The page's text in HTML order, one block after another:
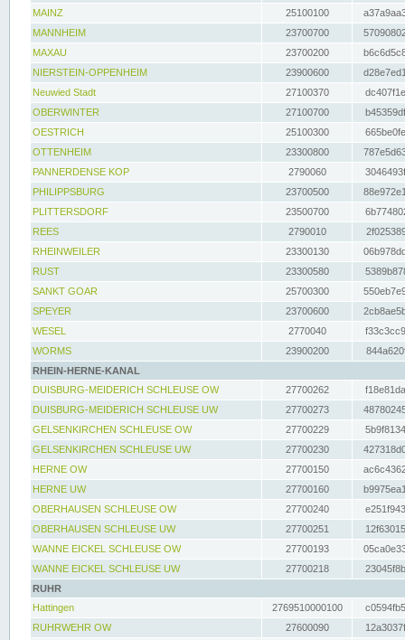
MAINZ
25100100
MANNHEIM
23700700
MAXAU
23700200
NIERSTEIN-OPPENHEIM
23900600
Neuwied Stadt
27100370
OBERWINTER
27100700
OESTRICH
25100300
OTTENHEIM
23300800
PANNERDENSE KOP
2790060
PHILIPPSBURG
23700500
PLITTERSDORF
23500700
REES
2790010
RHEINWEILER
23300130
RUST
23300580
SANKT GOAR
25700300
SPEYER
23700600
WESEL
2770040
WORMS
23900200
RHEIN-HERNE-KANAL
DUISBURG-MEIDERICH SCHLEUSE OW
27700262
DUISBURG-MEIDERICH SCHLEUSE UW
27700273
GELSENKIRCHEN SCHLEUSE OW
27700229
GELSENKIRCHEN SCHLEUSE UW
27700230
HERNE OW
27700150
HERNE UW
27700160
OBERHAUSEN SCHLEUSE OW
27700240
OBERHAUSEN SCHLEUSE UW
27700251
WANNE EICKEL SCHLEUSE OW
27700193
WANNE EICKEL SCHLEUSE UW
27700218
RUHR
Hattingen
2769510000100
RUHRWEHR OW
27600090